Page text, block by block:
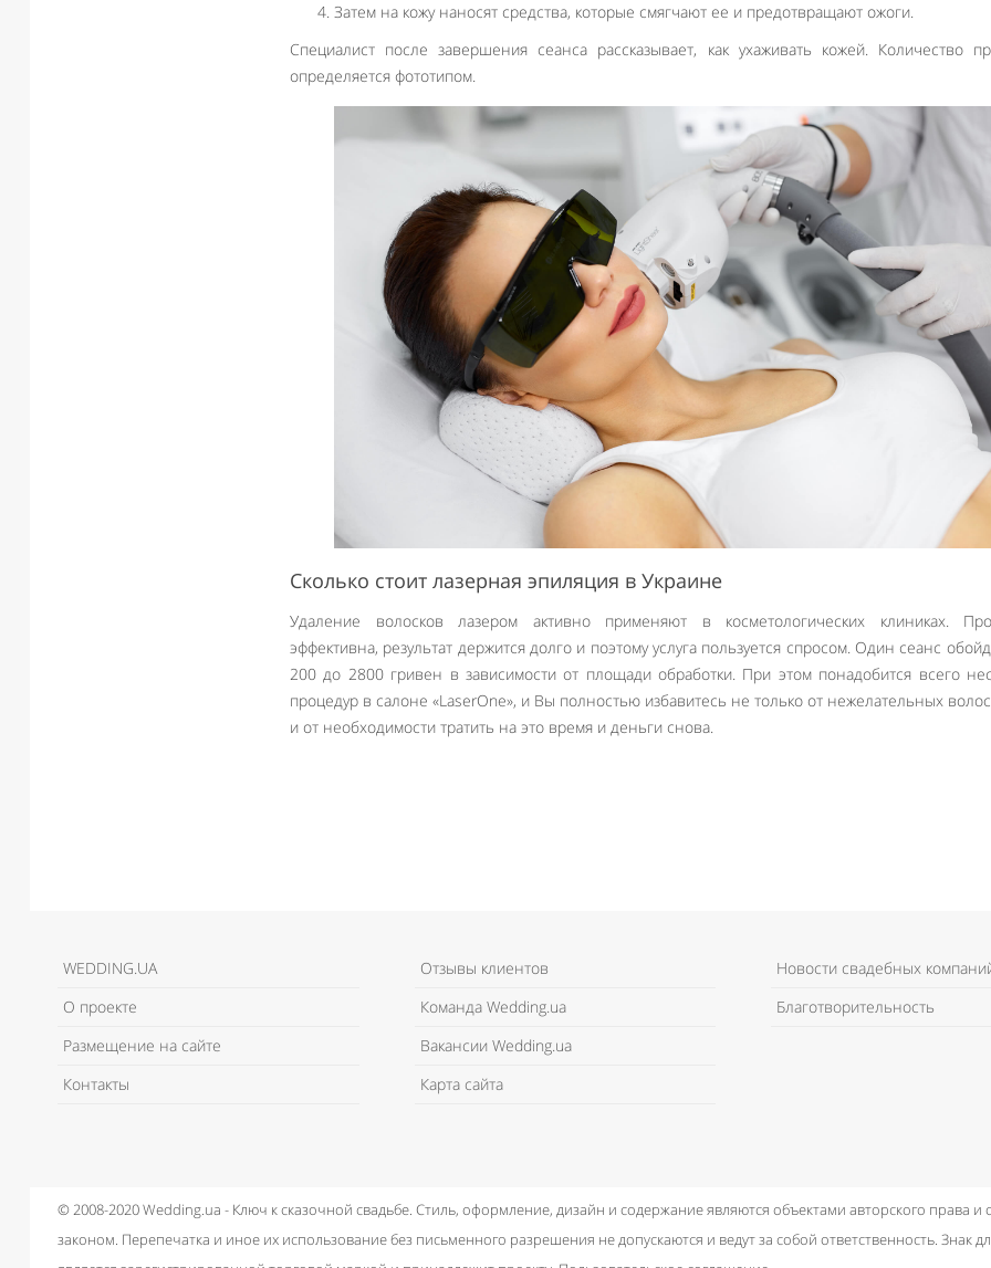
Затем на кожу наносят средства, которые смягчают ее и предотвращают ожоги.
Специалист после завершения сеанса рассказывает, как ухаживать кожей. Количество
определяется фототипом.
Сколько стоит лазерная эпиляция в Украине
Удаление волосков лазером активно применяют в косметологических клиниках.
эффективна, результат держится долго и поэтому услуга пользуется спросом. Один сеанс
200 до 2800 гривен в зависимости от площади обработки. При этом понадобится всего
процедур в салоне «LaserOne», и Вы полностью избавитесь не только от нежелательных
и от необходимости тратить на это время и деньги снова.
WEDDING.UA
О проекте
Размещение на сайте
Контакты
Отзывы клиентов
Команда Wedding.ua
Вакансии Wedding.ua
Карта сайта
Новости свадебных
Благотворительность
© 2008-2020 Wedding.ua - Ключ к сказочной свадьбе. Стиль, оформление, дизайн и содержание являются объектами авторского права и
законом. Перепечатка и иное их использование без письменного разрешения не допускаются и ведут за собой ответственность. Знак